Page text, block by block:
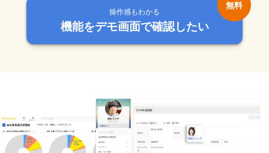
操作感もわかる
機能をデモ画面で確認したい